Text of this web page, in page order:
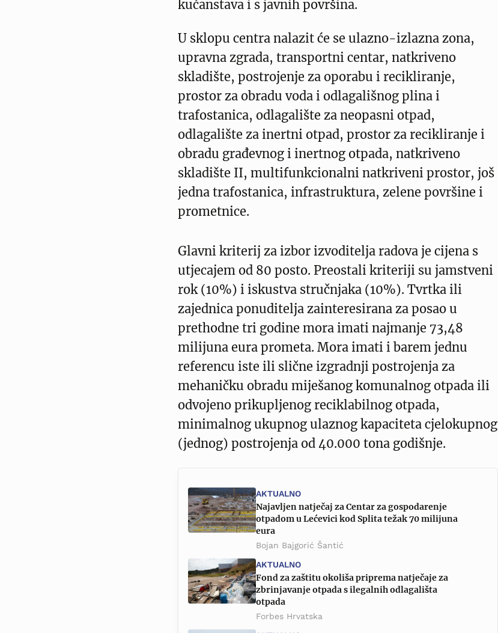
kućanstava i s javnih površina.
U sklopu centra nalazit će se ulazno-izlazna zona,
upravna zgrada, transportni centar, natkriveno
skladište, postrojenje za oporabu i recikliranje,
prostor za obradu voda i odlagališnog plina i
trafostanica, odlagalište za neopasni otpad,
odlagalište za inertni otpad, prostor za recikliranje i
obradu građevnog i inertnog otpada, natkriveno
skladište II, multifunkcionalni natkriveni prostor, još
jedna trafostanica, infrastruktura, zelene površine i
prometnice.
Glavni kriterij za izbor izvoditelja radova je cijena s
utjecajem od 80 posto. Preostali kriteriji su jamstveni
rok (10%) i iskustva stručnjaka (10%). Tvrtka ili
zajednica ponuditelja zainteresirana za posao u
prethodne tri godine mora imati najmanje 73,48
milijuna eura prometa. Mora imati i barem jednu
referencu iste ili slične izgradnji postrojenja za
mehaničku obradu miješanog komunalnog otpada ili
odvojeno prikupljenog reciklabilnog otpada,
minimalnog ukupnog ulaznog kapaciteta cjelokupnog
(jednog) postrojenja od 40.000 tona godišnje.
AKTUALNO
Najavljen natječaj za Centar za gospodarenje
otpadom u Lećevici kod Splita težak 70 milijuna
eura
Bojan Bajgorić Šantić
AKTUALNO
Fond za zaštitu okoliša priprema natječaje za
zbrinjavanje otpada s ilegalnih odlagališta
otpada
Forbes Hrvatska